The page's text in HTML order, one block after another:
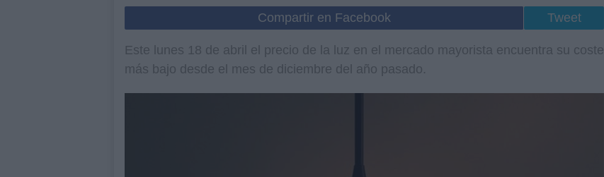
Compartir en Facebook Tweet
Este lunes 18 de abril el precio de la luz en el mercado mayorista encuentra su coste
más bajo desde el mes de diciembre del año pasado.